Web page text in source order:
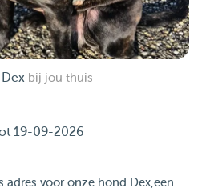
bij jou thuis
19-09-2026
adres voor onze hond Dex,een